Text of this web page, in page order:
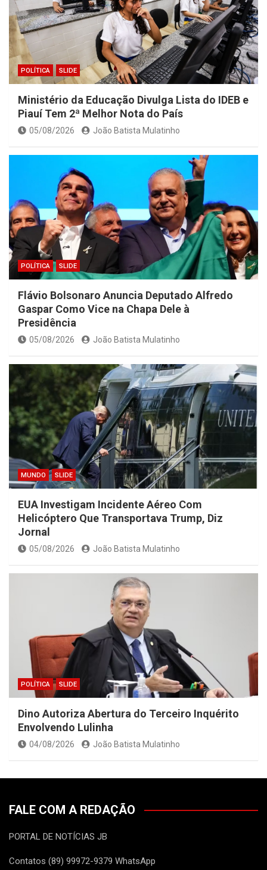
POLÍTICA SLIDE
Ministério da Educação Divulga Lista do IDEB e
Piauí Tem 2ª Melhor Nota do País
05/08/2026 João Batista Mulatinho
POLÍTICA SLIDE
Flávio Bolsonaro Anuncia Deputado Alfredo
Gaspar Como Vice na Chapa Dele à
Presidência
05/08/2026 João Batista Mulatinho
MUNDO SLIDE
EUA Investigam Incidente Aéreo Com
Helicóptero Que Transportava Trump, Diz
Jornal
05/08/2026 João Batista Mulatinho
POLÍTICA SLIDE
Dino Autoriza Abertura do Terceiro Inquérito
Envolvendo Lulinha
04/08/2026 João Batista Mulatinho
FALE COM A REDAÇÃO
PORTAL DE NOTÍCIAS JB
Contatos (89) 99972-9379 WhatsApp